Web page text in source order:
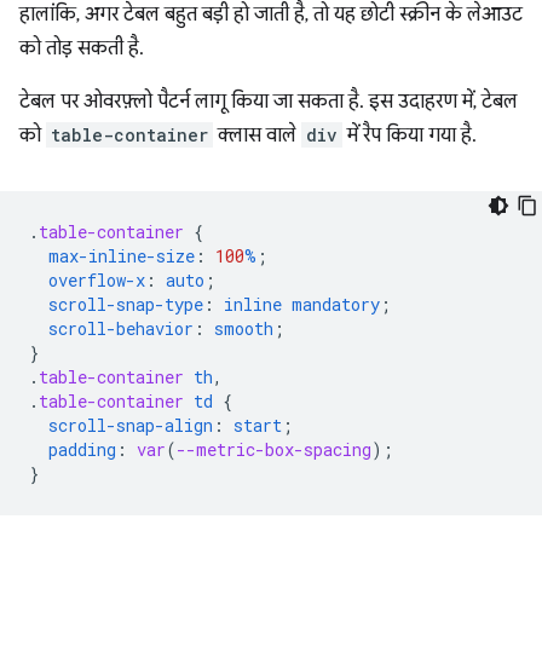
हालांकि, अगर टेबल बहुत बड़ी हो जाती है, तो यह छोटी स्क्रीन के लेआउट
को तोड़ सकती है.
टेबल पर ओवरफ़्लो पैटर्न लागू किया जा सकता है. इस उदाहरण में, टेबल
को table-container क्लास वाले div में रैप किया गया है.
. table-container {
max-inline-size : 100% ;
overflow-x : auto ;
scroll-snap-type : inline mandatory ;
scroll-behavior : smooth ;
}
. table-container th,
. table-container td {
scroll-snap-align : start ;
padding : var(--metric-box-spacing);
}